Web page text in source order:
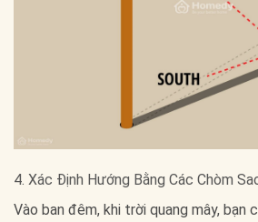
4. Xác Định Hướng Bằng Các Chòm
Vào ban đêm, khi trời quang mây, bạn